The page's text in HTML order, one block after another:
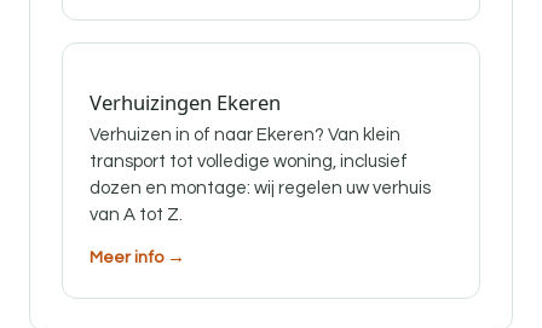
Verhuizingen Ekeren
Verhuizen in of naar Ekeren? Van klein
transport tot volledige woning, inclusief
dozen en montage: wij regelen uw verhuis
van A tot Z.
Meer info →